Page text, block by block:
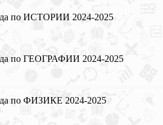
по ИСТОРИИ 2024-2025
по ГЕОГРАФИИ 2024-2025
по ФИЗИКЕ 2024-2025